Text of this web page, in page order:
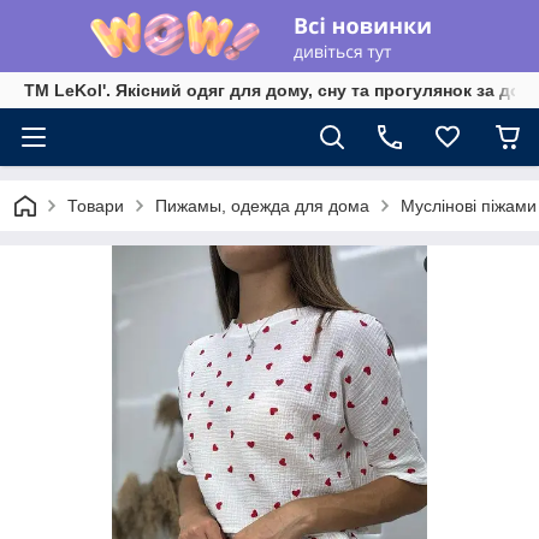
TM LeKol'. Якісний одяг для дому, сну та прогулянок за
Товари Пижамы, одежда для дома Муслінові піжами